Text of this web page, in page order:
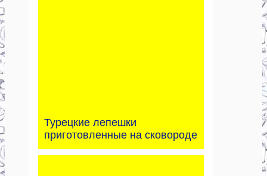
Турецкие лепешки
приготовленные на сковороде